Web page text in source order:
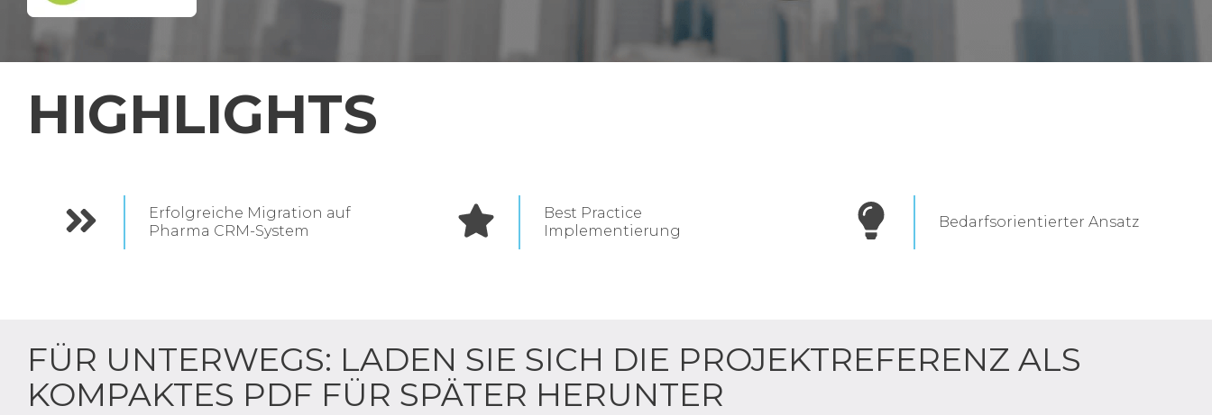
HIGHLIGHTS
Erfolgreiche Migration auf
Pharma CRM-System
Best Practice
Implementierung
Bedarfsorientierter Ansatz
FÜR UNTERWEGS: LADEN SIE SICH DIE PROJEKTREFERENZ ALS
KOMPAKTES PDF FÜR SPÄTER HERUNTER